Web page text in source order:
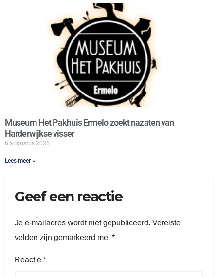
Museum Het Pakhuis Ermelo zoekt nazaten van
Harderwijkse visser
6 augustus 2026
Lees meer »
Geef een reactie
Je e-mailadres wordt niet gepubliceerd. Vereiste
velden zijn gemarkeerd met*
Reactie *